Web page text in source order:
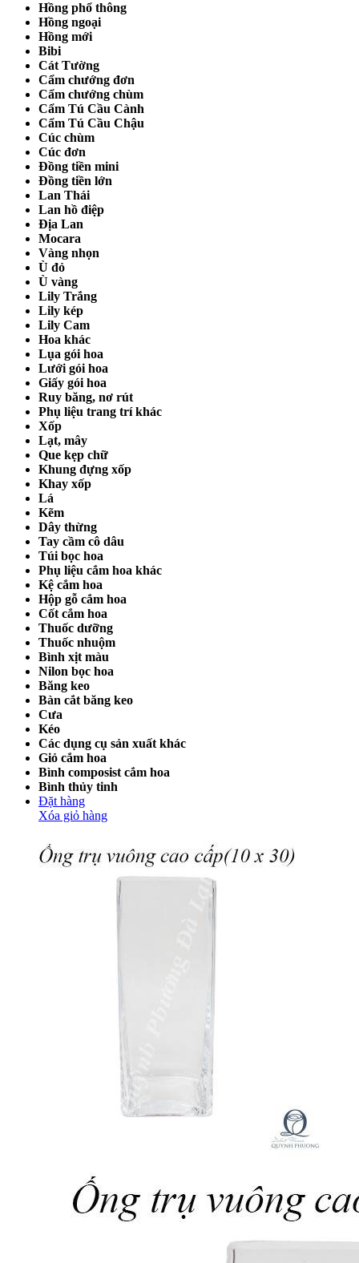
Hồng phổ thông
Hồng ngoại
Hồng mới
Bibi
Cát Tường
Cẩm chướng đơn
Cẩm chướng chùm
Cẩm Tú Cầu Cành
Cẩm Tú Cầu Chậu
Cúc chùm
Cúc đơn
Đồng tiền mini
Đồng tiền lớn
Lan Thái
Lan hồ điệp
Địa Lan
Mocara
Vàng nhọn
Ù đỏ
Ù vàng
Lily Trắng
Lily kép
Lily Cam
Hoa khác
Lụa gói hoa
Lưới gói hoa
Giấy gói hoa
Ruy băng, nơ rút
Phụ liệu trang trí khác
Xốp
Lạt, mây
Que kẹp chữ
Khung đựng xốp
Khay xốp
Lá
Kẽm
Dây thừng
Tay cầm cô dâu
Túi bọc hoa
Phụ liệu cắm hoa khác
Kệ cắm hoa
Hộp gỗ cắm hoa
Cốt cắm hoa
Thuốc dưỡng
Thuốc nhuộm
Bình xịt màu
Nilon bọc hoa
Băng keo
Bàn cắt băng keo
Cưa
Kéo
Các dụng cụ sản xuất khác
Giỏ cắm hoa
Bình composist cắm hoa
Bình thủy tinh
Đặt hàng
Xóa giỏ hàng